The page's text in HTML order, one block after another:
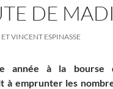
DE
VINCENT ESPINASSE
année à la bourse
à emprunter les